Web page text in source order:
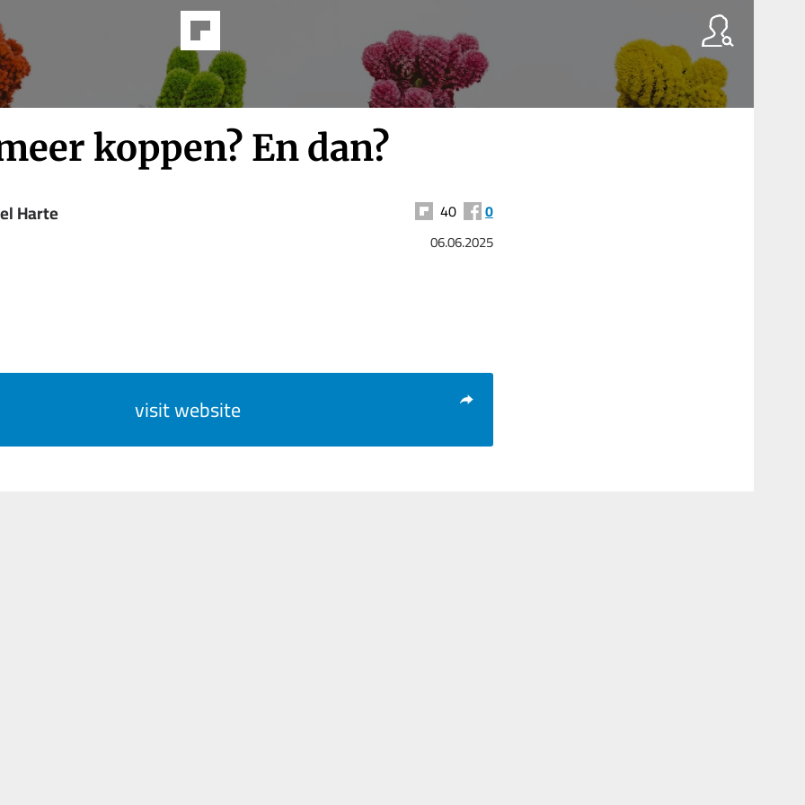
koppen? En dan?
Harte 40 0
06.06.2025
visit website